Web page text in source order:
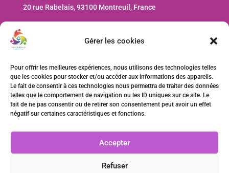
Gérer les cookies
Pour offrir les meilleures expériences, nous utilisons des technologies telles
que les cookies pour stocker et/ou accéder aux informations des appareils.
Le fait de consentir à ces technologies nous permettra de traiter des données
telles que le comportement de navigation ou les ID uniques sur ce site. Le
fait de ne pas consentir ou de retirer son consentement peut avoir un effet
négatif sur certaines caractéristiques et fonctions.
Accepter
Refuser
20 rue Rabelais, 93100 Montreuil, France
Nous contacter
Faire un don